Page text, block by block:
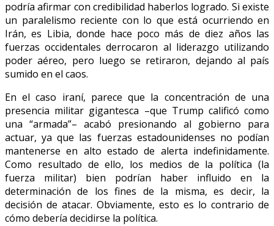
podría afirmar con credibilidad haberlos logrado. Si existe
un paralelismo reciente con lo que está ocurriendo en
Irán, es Libia, donde hace poco más de diez años las
fuerzas occidentales derrocaron al liderazgo utilizando
poder aéreo, pero luego se retiraron, dejando al país
sumido en el caos.
En el caso iraní, parece que la concentración de una
presencia militar gigantesca –que Trump calificó como
una “armada”– acabó presionando al gobierno para
actuar, ya que las fuerzas estadounidenses no podían
mantenerse en alto estado de alerta indefinidamente.
Como resultado de ello, los medios de la política (la
fuerza militar) bien podrían haber influido en la
determinación de los fines de la misma, es decir, la
decisión de atacar. Obviamente, esto es lo contrario de
cómo debería decidirse la política.